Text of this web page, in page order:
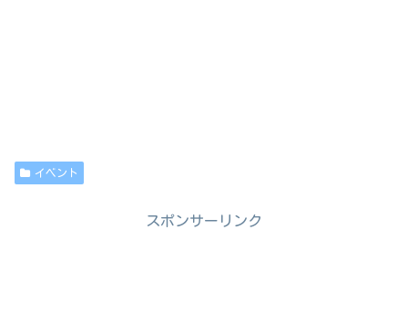
イベント
スポンサーリンク